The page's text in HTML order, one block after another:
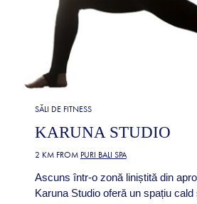
SĂLI DE FITNESS
KARUNA STUDIO
2 KM FROM PURI BALI SPA
Ascuns într-o zonă liniștită din
Karuna Studio oferă un spațiu